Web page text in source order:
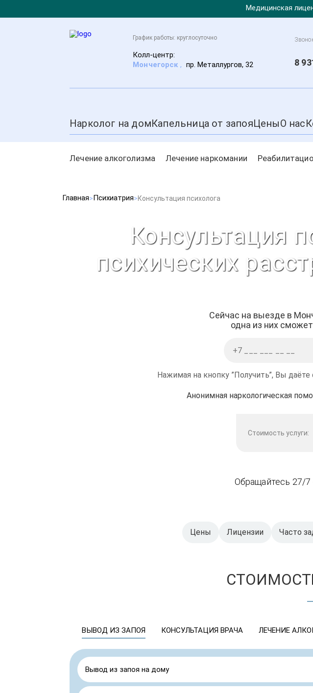
Медицинская
График работы: круглосуточно
Колл-центр:
Мончегорск , пр. Металлургов, 32 8
Нарколог на домКапельница от запояЦеныО нас
Лечение алкоголизма Лечение наркомании
Главная Психиатрия Консультация психолога
Консультация
психических
Сейчас на выезде в
одна из них
Нажимая на кнопку ”Получить”, Вы даёте
Анонимная наркологическая
Стоимость услуги:
Обращайтесь 27/
Цены Лицензии Часто
ВЫВОД ИЗ ЗАПОЯ КОНСУЛЬТАЦИЯ ВРАЧА ЛЕЧЕНИЕ
Вывод из запоя на дому